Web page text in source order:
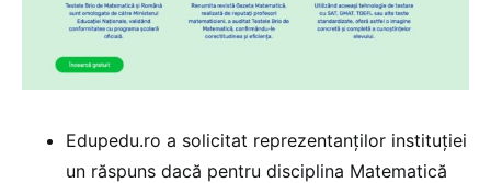
Edupedu.ro a solicitat reprezentanților instituției
un răspuns dacă pentru disciplina Matematică